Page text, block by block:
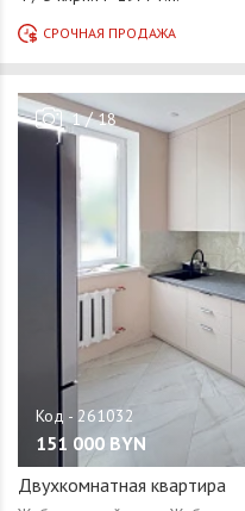
1/18
151 000 BYN
Двухкомнатная квартира